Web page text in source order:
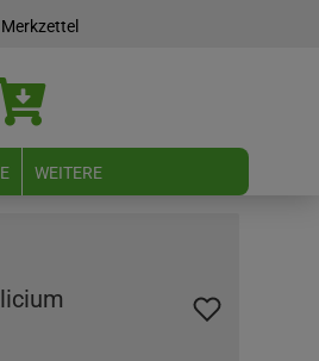
Merkzettel
WEITERE